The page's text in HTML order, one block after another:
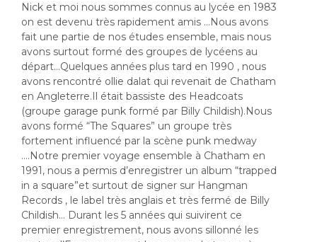
Nick et moi nous sommes connus au lycée en 1983
on est devenu très rapidement amis …Nous avons
fait une partie de nos études ensemble, mais nous
avons surtout formé des groupes de lycéens au
départ…Quelques années plus tard en 1990 , nous
avons rencontré ollie dalat qui revenait de Chatham
en Angleterre.Il était bassiste des Headcoats
(groupe garage punk formé par Billy Childish).Nous
avons formé “The Squares” un groupe très
fortement influencé par la scène punk medway
….Notre premier voyage ensemble à Chatham en
1991, nous a permis d’enregistrer un album “trapped
in a square”et surtout de signer sur Hangman
Records , le label très anglais et très fermé de Billy
Childish… Durant les 5 années qui suivirent ce
premier enregistrement, nous avons sillonné les